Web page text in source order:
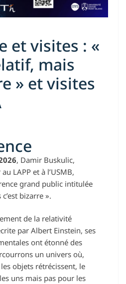
et visites : «
mais
» et visites
, Damir Buskulic,
LAPP et à l’USMB,
grand public intitulée
bizarre ».
de la relativité
par Albert Einstein, ses
ont étonné des
un univers où,
objets rétrécissent, le
uns mais pas pour les